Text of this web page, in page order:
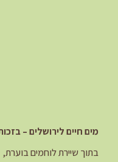
מים חיים לירושלים –
בתוך שיירת לוחמים בוערת,